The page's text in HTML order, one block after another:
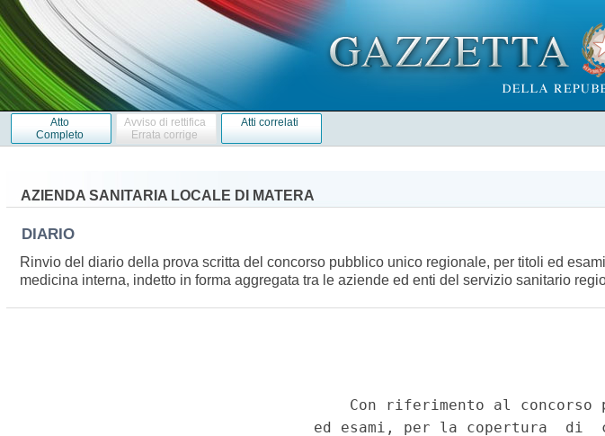
Atto
Completo
Avviso di rettifica
Errata corrige
Atti correlati
AZIENDA SANITARIA LOCALE DI MATERA
DIARIO
Rinvio del diario della prova scritta del concorso pubblico unico regionale, per titoli ed
medicina interna, indetto in forma aggregata tra le aziende ed enti del servizio sanitario